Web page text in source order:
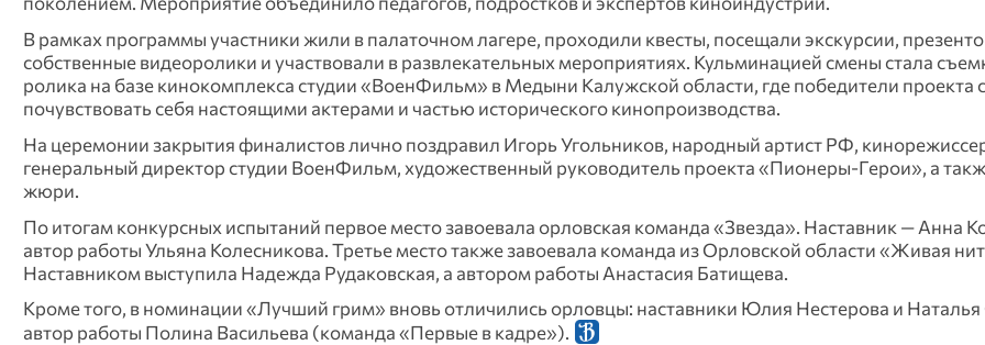
В рамках программы участники жили в палаточном лагере, проходили квесты, посещали экскурсии,
собственные видеоролики и участвовали в развлекательных мероприятиях. Кульминацией смены стала
ролика на базе кинокомплекса студии «ВоенФильм» в Медыни Калужской области, где победители проекта
почувствовать себя настоящими актерами и частью исторического кинопроизводства.
На церемонии закрытия финалистов лично поздравил Игорь Угольников, народный артист РФ,
генеральный директор студии ВоенФильм, художественный руководитель проекта «Пионеры-Герои», а
жюри.
По итогам конкурсных испытаний первое место завоевала орловская команда «Звезда». Наставник — Анна
автор работы Ульяна Колесникова. Третье место также завоевала команда из Орловской области «Живая
Наставником выступила Надежда Рудаковская, а автором работы Анастасия Батищева.
Кроме того, в номинации «Лучший грим» вновь отличились орловцы: наставники Юлия Нестерова и
автор работы Полина Васильева (команда «Первые в кадре»).